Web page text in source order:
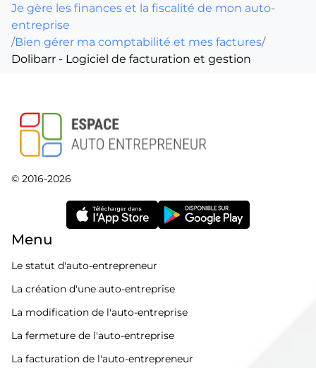
Je gère les finances et la fiscalité de mon auto-
entreprise
/Bien gérer ma comptabilité et mes factures/
Dolibarr - Logiciel de facturation et gestion
© 2016-2026
Menu
Le statut d'auto-entrepreneur
La création d'une auto-entreprise
La modification de l'auto-entreprise
La fermeture de l'auto-entreprise
La facturation de l'auto-entrepreneur